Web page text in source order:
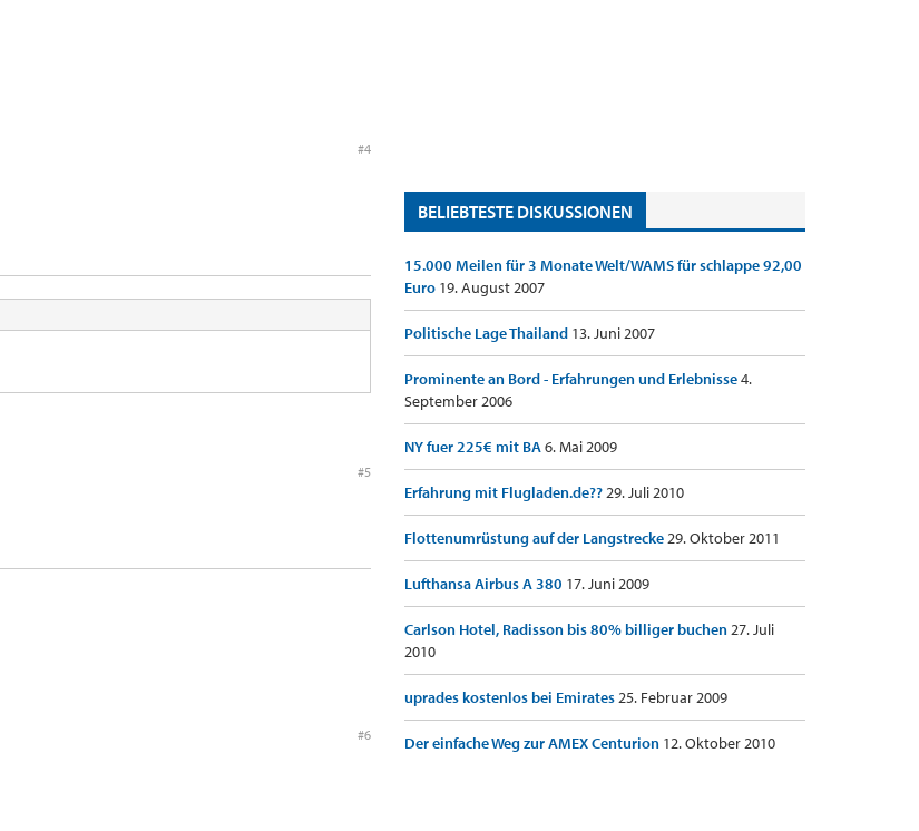
#4
#5
#6
BELIEBTESTE DISKUSSIONEN
15.000 Meilen für 3 Monate Welt/WAMS für schlappe 92,00
Euro 19. August 2007
Politische Lage Thailand 13. Juni 2007
Prominente an Bord - Erfahrungen und Erlebnisse4.
September 2006
NY fuer 225€ mit BA6. Mai 2009
Erfahrung mit Flugladen.de??29. Juli 2010
Flottenumrüstung auf der Langstrecke29. Oktober 2011
Lufthansa Airbus A 380 17. Juni 2009
Carlson Hotel, Radisson bis 80% billiger buchen27. Juli
2010
uprades kostenlos bei Emirates25. Februar 2009
Der einfache Weg zur AMEX Centurion 12. Oktober 2010